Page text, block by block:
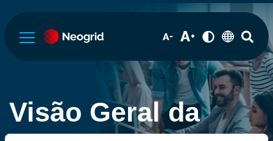
Governança Corporativa
Visão Geral da